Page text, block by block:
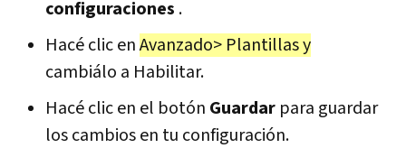
configuraciones .
Hacé clic enAvanzado> Plantillas y
cambiálo a Habilitar.
Hacé clic en el botón Guardar para guardar
los cambios en tu configuración.